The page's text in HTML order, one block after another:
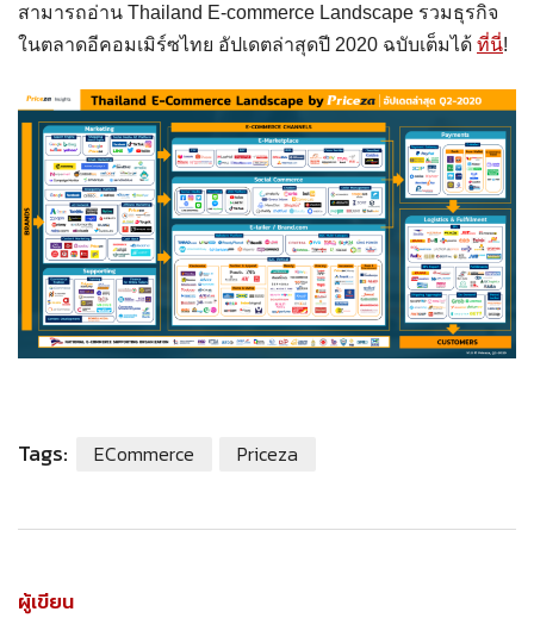
สามารถอ่าน Thailand E-commerce Landscape รวมธุรกิจ
ในตลาดอีคอมเมิร์ซไทย อัปเดตล่าสุดปี 2020 ฉบับเต็มได้ ที่นี่!
Tags: ECommerce Priceza
ผู้เขียน